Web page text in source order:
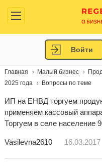
Войти
Главная Малый бизнес
2025 года
Вопросы по теме
ИП на ЕНВД торгуем
применяем кассовый
Торгуем в селе население
Vasilevna2610 16.03.2017